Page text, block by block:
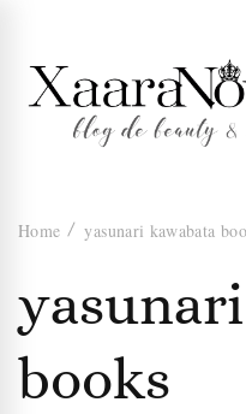
Home yasunari kawabata
books